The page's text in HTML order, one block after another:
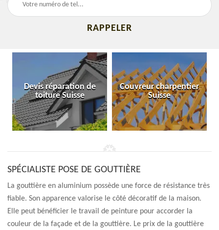
Devis réparation de
toiture Suisse
Couvreur charpentier
Suisse
SPÉCIALISTE POSE DE GOUTTIÈRE
La gouttière en aluminium possède une force de résistance très
fiable. Son apparence valorise le côté décoratif de la maison.
Elle peut bénéficier le travail de peinture pour accorder la
couleur de la façade et de la gouttière. Le prix de la gouttière